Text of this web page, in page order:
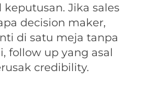
Jika sales
decision maker,
di satu meja tanpa
follow up yang asal
credibility.